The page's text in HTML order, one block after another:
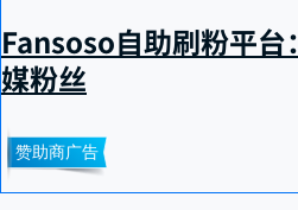
Fansoso自助刷粉平台
媒粉丝